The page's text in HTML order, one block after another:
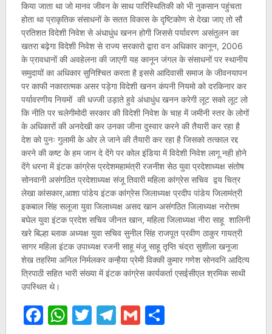
किया जाता था जो मानव जीवन के साथ पारिस्थितिकी को भी नुकसान पहुंचता
होता था प्राकृतिक संसाधनों के सतत विकास के दृष्टिकोण से देखा जाए तो सौ
प्रतिशत विदेशी निवेश से अंधाधुंध खनन होगी जिससे पर्यावरण असंतुलन का
खतरा बढ़ेगा विदेशी निवेश से राज्य सरकारो द्वारा वन अधिकार कानून, 2006
के प्रावधानों की अवहेलना की जाएगी यह कानून जंगल के संसाधनों पर स्थानीय
समुदायों का अधिकार सुनिश्चित करता है इससे आदिवासी समाज के जीवनयापन
पर काफी नकारात्मक असर पड़ेगा विदेशी खनन कंपनी नियमो को दरकिनार कर
पर्यावरणीय नियमों की धज्जी उड़ाते हुवे अंधाधुंध खनन करेगी लूट सको लूट लो
कि नीति पर चलेगीमोदी सरकार की विदेशी निवेश के चाह में जमीनी स्तर के लोगों
के अधिकारों की अनदेखी कर उनका जीना दुस्वार करने की तैयारी कर रहा है
देश को पुनः गुलामी के ओर ले जाने की तैयारी कर रहा है जिसको तत्काल रद्द
करने की कष्ट के हम जान दे देंगे पर कोल इंडिया में विदेशी निवेश लागू नही होने
देंगे धरना में इंटक कांग्रेस प्रदेशमहामंत्री रजनीश सेठ युवा प्रदेशाध्यक्ष संतोष
सोनवानी असंगठित प्रदेशाध्यक्ष संजू तिवारी महिला कांग्रेस सचिव द्वय चित्र
लेखा कांसकार,आशा पांडेय इंटक कांग्रेस जिलाध्यक्ष प्रदीप पांडेय जिलामंत्री
इकबाल सिंह सलूजा युवा जिलाध्यक्ष असद खान असंगठित जिलाध्यक्ष नरोत्तम
बघेल युवा इंटक प्रदेश सचिव जीनत खान, महिला जिलाध्यक्ष नीरा साहू शालिनी
खरे बिल्हा ब्लाक अध्यक्ष युवा सचिव सुनील सिंह राजपूत प्रवीण ठाकुर गायत्री
सागर महिला इंटक उपाध्यक्ष रजनी साहू मंजू साहू तृप्ति चंद्रा सुशीला खनूजा
शेख तहरिमा अनिल निर्मलकर कन्हैया प्रेमी विक्की कुमार गणेश सोनवनि आदित्य
त्रिपाठी सहित भारी संख्या में इंटक कांग्रेस कार्यकर्ता एसईसीएल श्रमिक साथी
उपस्थित थे।
Facebook
WhatsApp
Twitter
Telegram
GmailShare